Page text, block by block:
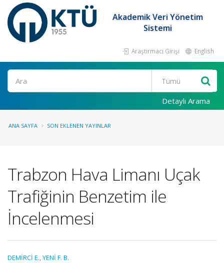
Akademik Veri Yönetim
Sistemi
Araştırmacı Girişi English
Ara
Detaylı Arama
ANA SAYFA SON EKLENEN YAYINLAR
Trabzon Hava Limanı Uçak
Trafiğinin Benzetim ile
İncelenmesi
DEMİRCİ E.,YENİ F. B.